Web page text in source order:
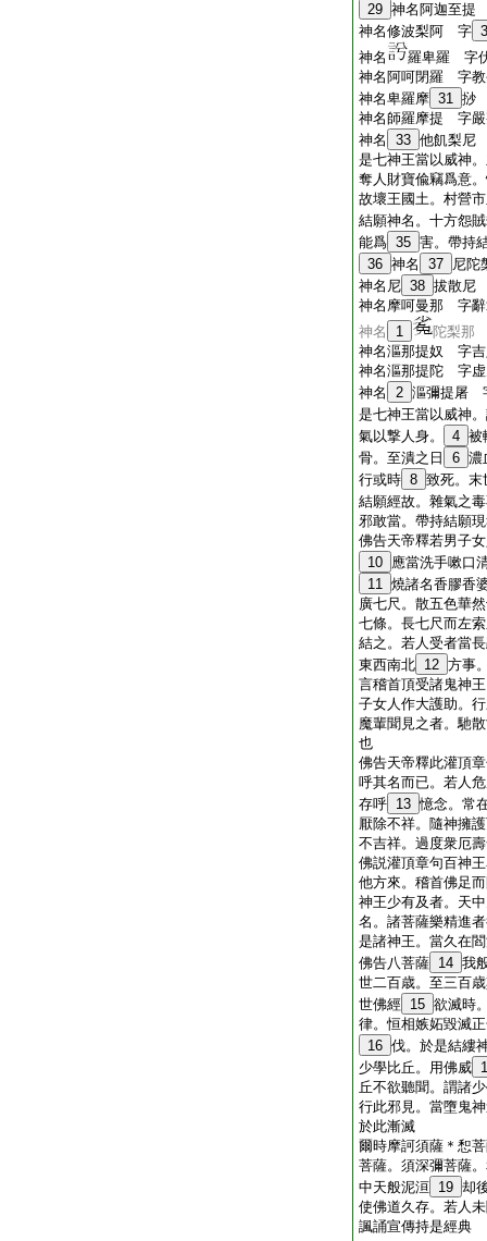
29 神名阿迦至提
神名修波梨阿 字
神名
羅卑羅 字
神名阿呵閉羅 字教
神名卑羅摩 31 挱
神名師羅摩提 字嚴
神名
33 他飢梨尼
是七神王當以威神
奪人財寶偸竊爲意
故壞王國土。村營
結願神名。十方怨
能爲 35 害。帶持
36 神名 37 尼陀
神名尼 38 拔散尼
神名摩呵曼那 字辭
神名
1
陀梨那
神名漚那提奴 字吉
神名漚那提陀 字虚
神名
2 漚彌提屠
是七神王當以威神
氣以撃人身。
4 被
骨。至潰之日
6 濃
行或時 8 致死。末
結願經故。雜氣之
邪敢當。帶持結願
佛告天帝釋若男子
10 應當洗手嗽口
11 燒諸名香膠香
廣七尺。散五色華
七條。長七尺而左
結之。若人受者當
東西南北 12 方事
言稽首頂受諸鬼神
子女人作大護助。
魔輩聞見之者。馳
也
佛告天帝釋此灌頂
呼其名而已。若人
存呼 13 憶念。常
厭除不祥。隨神擁
不吉祥。過度衆厄
佛説灌頂章句百神
他方來。稽首佛足
神王少有及者。天
名。諸菩薩樂精進
是諸神王。當久在
佛告八菩薩 14 我
世二百歳。至三百
世佛經 15 欲滅時
律。恒相嫉妬毀滅
16 伐。於是結縷
少學比丘。用佛威
丘不欲聽聞。謂諸
行此邪見。當墮鬼
於此漸滅
爾時摩訶須薩＊惒
菩薩。須深彌菩薩
中天般泥洹 19 却
使佛道久存。若人
諷誦宣傳持是經典